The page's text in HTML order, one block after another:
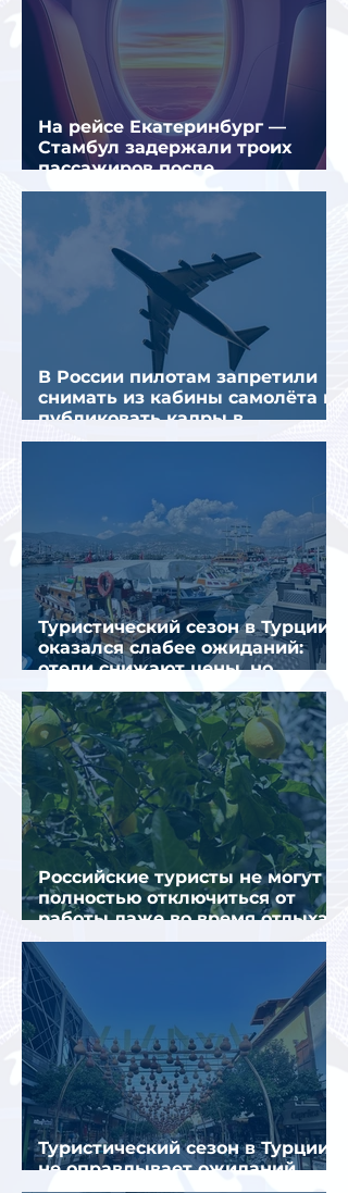
На рейсе Екатеринбург —
Стамбул задержали троих
пассажиров после
предполагаемой серии краж
В России пилотам запретили
снимать из кабины самолёта и
публиковать кадры в
интернете
Туристический сезон в Турции
оказался слабее ожиданий:
отели снижают цены, но
загрузка остается низкой
Российские туристы не могут
полностью отключиться от
работы даже во время отдыха
в Турции
Туристический сезон в Турции
не оправдывает ожиданий
отрасли